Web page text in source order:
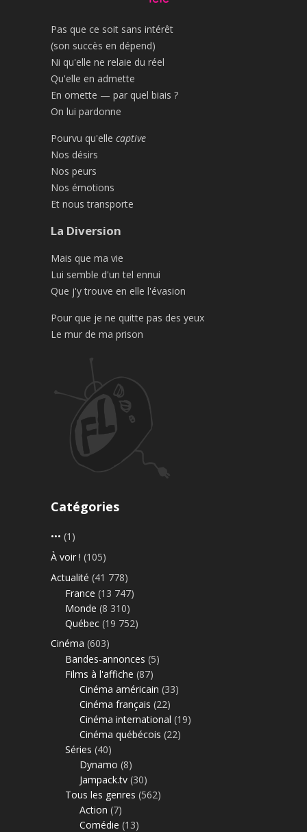
Pas que ce soit sans intérêt
(son succès en dépend)
Ni qu'elle ne relaie du réel
Qu'elle en admette
En omette — par quel biais ?
On lui pardonne
Pourvu qu'elle captive
Nos désirs
Nos peurs
Nos émotions
Et nous transporte
La Diversion
Mais que ma vie
Lui semble d'un tel ennui
Que j'y trouve en elle l'évasion
Pour que je ne quitte pas des yeux
Le mur de ma prison
Catégories
••• (1)
À voir ! (105)
Actualité (41 778)
France (13 747)
Monde (8 310)
Québec (19 752)
Cinéma (603)
Bandes-annonces (5)
Films à l'affiche (87)
Cinéma américain (33)
Cinéma français (22)
Cinéma international (19)
Cinéma québécois (22)
Séries (40)
Dynamo (8)
Jampack.tv (30)
Tous les genres (562)
Action (7)
Comédie (13)